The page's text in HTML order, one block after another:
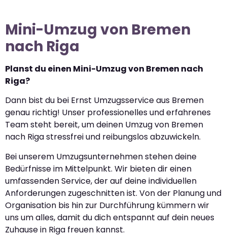
Mini-Umzug von Bremen
nach Riga
Planst du einen Mini-Umzug von Bremen nach
Riga?
Dann bist du bei Ernst Umzugsservice aus Bremen
genau richtig! Unser professionelles und erfahrenes
Team steht bereit, um deinen Umzug von Bremen
nach Riga stressfrei und reibungslos abzuwickeln.
Bei unserem Umzugsunternehmen stehen deine
Bedürfnisse im Mittelpunkt. Wir bieten dir einen
umfassenden Service, der auf deine individuellen
Anforderungen zugeschnitten ist. Von der Planung und
Organisation bis hin zur Durchführung kümmern wir
uns um alles, damit du dich entspannt auf dein neues
Zuhause in Riga freuen kannst.